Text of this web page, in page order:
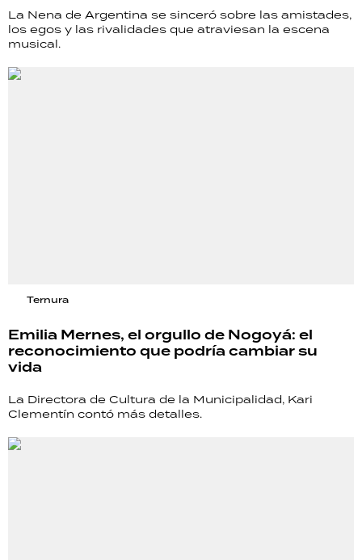
La Nena de Argentina se sinceró sobre las amistades,
los egos y las rivalidades que atraviesan la escena
musical.
Ternura
Emilia Mernes, el orgullo de Nogoyá: el
reconocimiento que podría cambiar su
vida
La Directora de Cultura de la Municipalidad, Kari
Clementín contó más detalles.